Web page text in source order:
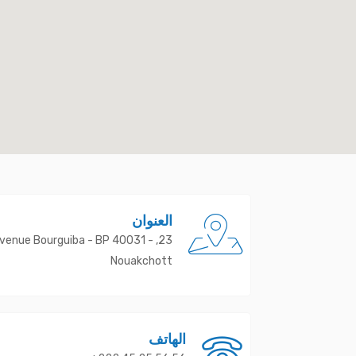
العنوان
Avenue Bourguiba - BP 40031 -
Nouakchott
الهاتف